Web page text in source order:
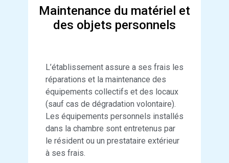
Maintenance du matériel et
des objets personnels
L’établissement assure a ses frais les
réparations et la maintenance des
équipements collectifs et des locaux
(sauf cas de dégradation volontaire).
Les équipements personnels installés
dans la chambre sont entretenus par
le résident ou un prestataire extérieur
à ses frais.